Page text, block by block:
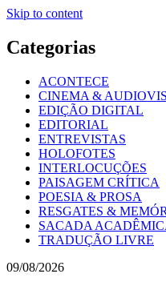
Skip to content
Categorias
ACONTECE
CINEMA &
EDIÇÃO DIGITAL
EDITORIAL
ENTREVISTAS
HOLOFOTES
INTERLOCUÇÕES
PAISAGEM CRÍTICA
POESIA & PROSA
RESGATES &
SACADA
TRADUÇÃO LIVRE
09/08/2026